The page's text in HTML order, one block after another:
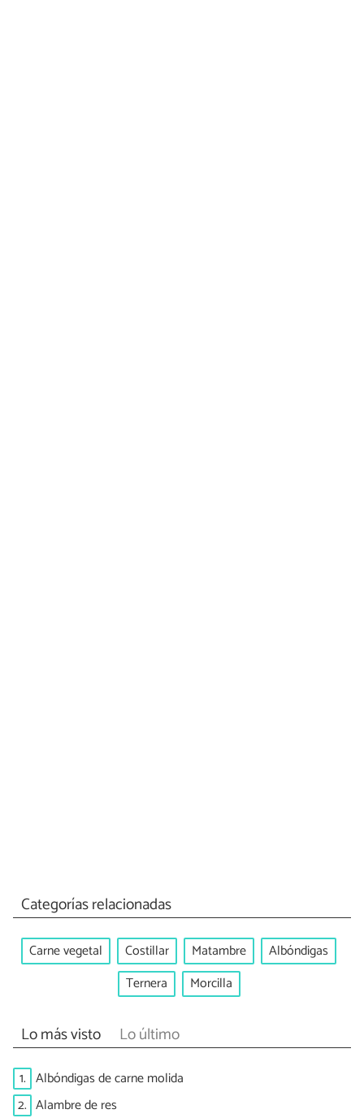
Categorías relacionadas
Carne vegetal Costillar Matambre
Albóndigas
Ternera
Morcilla
Lo más visto Lo último
1. Albóndigas de carne molida
2. Alambre de res